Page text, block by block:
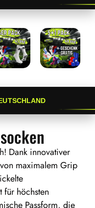
Dank innovativer
maximalem Grip
für höchsten
Passform, die